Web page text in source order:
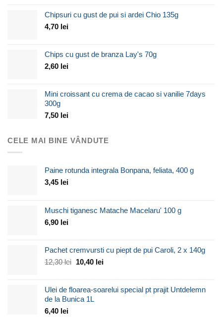
Chipsuri cu gust de pui si ardei Chio 135g
4,70 lei
Chips cu gust de branza Lay's 70g
2,60 lei
Mini croissant cu crema de cacao si vanilie 7days
300g
7,50 lei
CELE MAI BINE VÂNDUTE
Paine rotunda integrala Bonpana, feliata, 400 g
3,45 lei
Muschi tiganesc Matache Macelaru' 100 g
6,90 lei
Pachet cremvursti cu piept de pui Caroli, 2 x 140g
12,30lei Prețul
fost:
12,30 lei.
10,40 leiPrețul
10,40 lei.
Ulei de floarea-soarelui special pt prajit Untdelemn
de la Bunica 1L
6,40 lei